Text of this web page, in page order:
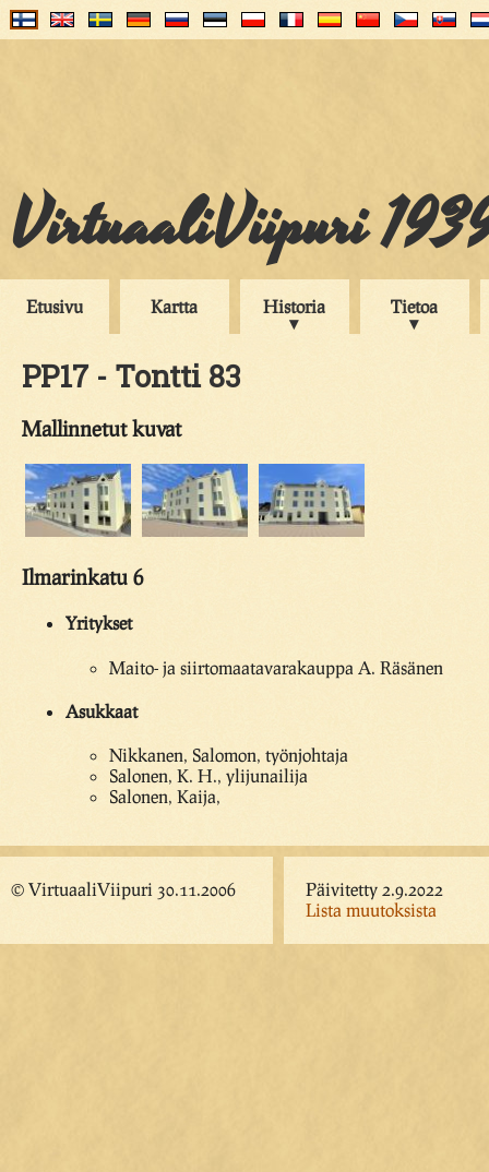
VirtuaaliViipuri
Etusivu Kartta Historia Tietoa
PP17 - Tontti 83
Mallinnetut kuvat
Ilmarinkatu 6
Yritykset
Maito- ja siirtomaatavarakauppa A. Räsänen
Asukkaat
Nikkanen, Salomon, työnjohtaja
Salonen, K. H., ylijunailija
Salonen, Kaija,
© VirtuaaliViipuri 30.11.2006
Päivitetty 2.9.2022
Lista muutoksista